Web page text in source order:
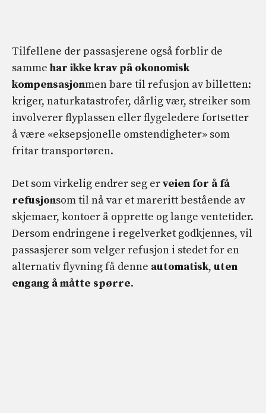
Tilfellene der passasjerene også forblir de
samme har ikke krav på økonomisk
kompensasjonmen bare til refusjon av billetten:
kriger, naturkatastrofer, dårlig vær, streiker som
involverer flyplassen eller flygeledere fortsetter
å være «eksepsjonelle omstendigheter» som
fritar transportøren.
Det som virkelig endrer seg erveien for å få
refusjonsom til nå var et mareritt bestående av
skjemaer, kontoer å opprette og lange ventetider.
Dersom endringene i regelverket godkjennes, vil
passasjerer som velger refusjon i stedet for en
alternativ flyvning få denne automatisk, uten
engang å måtte spørre.